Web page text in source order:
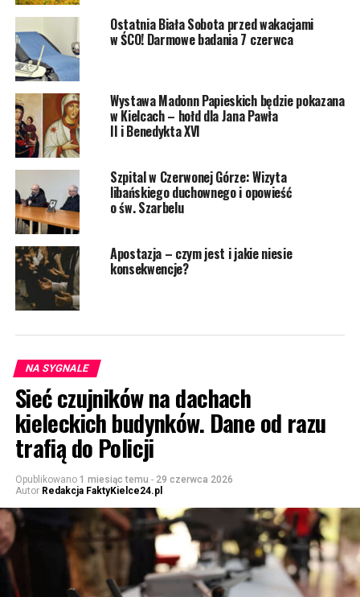
Ostatnia Biała Sobota przed wakacjami
w ŚCO! Darmowe badania 7 czerwca
Wystawa Madonn Papieskich będzie pokazana
w Kielcach – hołd dla Jana Pawła
II i Benedykta XVI
Szpital w Czerwonej Górze: Wizyta
libańskiego duchownego i opowieść
o św. Szarbelu
Apostazja – czym jest i jakie niesie
konsekwencje?
NA SYGNALE
Sieć czujników na dachach
kieleckich budynków. Dane od razu
trafią do Policji
Opublikowano 1 miesiąc temu - 29 czerwca 2026
Autor Redakcja FaktyKielce24.pl